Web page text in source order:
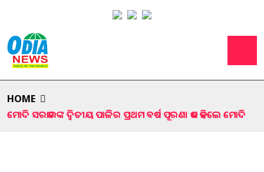
HOME
ମୋଦି ସରକାରଙ୍କ ଦ୍ବିତୀୟ ପାଳିର ପ୍ରଥମ ବର୍ଷ ପୂରଣ। କଣ କହିଲେ ମୋଦି